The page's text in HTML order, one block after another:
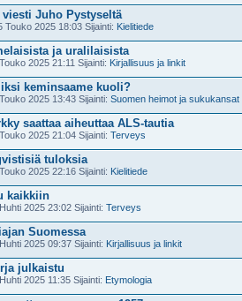
Juho Pystyseltä
Touko 2025 18:03 Sijainti: Kielitiede
ja uralilaisista
2025 21:11 Sijainti: Kirjallisuus ja linkit
keminsaame kuoli?
2025 13:43 Sijainti: Suomen heimot ja sukukansat
saattaa aiheuttaa ALS-tautia
2025 21:04 Sijainti: Terveys
tuloksia
2025 22:16 Sijainti: Kielitiede
kaikkiin
2025 23:02 Sijainti: Terveys
Suomessa
2025 09:37 Sijainti: Kirjallisuus ja linkit
julkaistu
2025 11:35 Sijainti: Etymologia